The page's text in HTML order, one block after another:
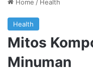
Home / Health
Health
Mitos
Minuman